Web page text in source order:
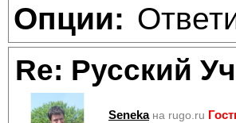
Опции:
Re: Русский
Seneka на rugo.ru